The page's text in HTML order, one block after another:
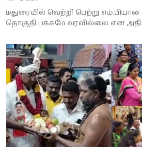
மதுரையில் வெற்றி பெற்று
தொகுதி பக்கமே வரவில்லை என